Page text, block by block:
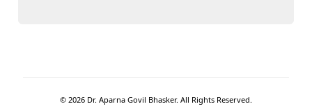
© 2026 Dr. Aparna Govil Bhasker. All Rights Reserved.